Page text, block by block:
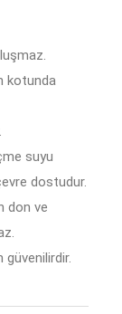
kotunda
suyu
dostudur.
don ve
güvenilirdir.